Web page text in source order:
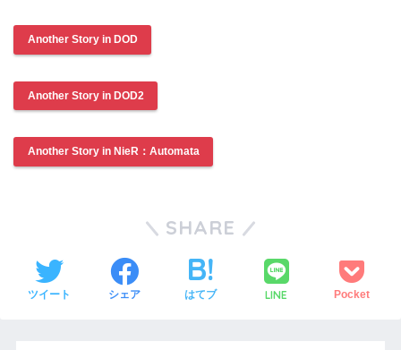
Another Story in DOD
Another Story in DOD2
Another Story in NieR：Automata
SHARE
ツイート シェア はてブ LINE Pocket